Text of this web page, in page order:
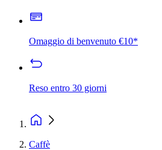
Omaggio di benvenuto €10*
Reso entro 30 giorni
Caffè